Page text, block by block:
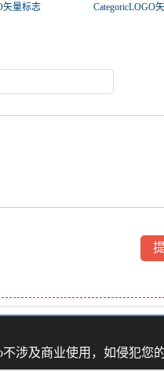
矢量标志 CategoricLOGO
不涉及商业使用，如侵犯您